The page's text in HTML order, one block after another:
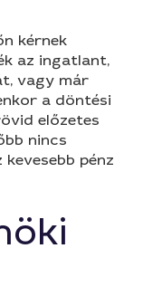
kérnek
az ingatlant,
vagy már
a döntési
előzetes
nincs
pénz